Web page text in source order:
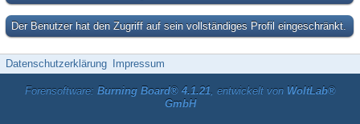
Der Benutzer hat den Zugriff auf sein vollständiges Profil eingeschränkt.
Datenschutzerklärung Impressum
Forensoftware: Burning Board® 4.1.21, entwickelt von WoltLab®
GmbH